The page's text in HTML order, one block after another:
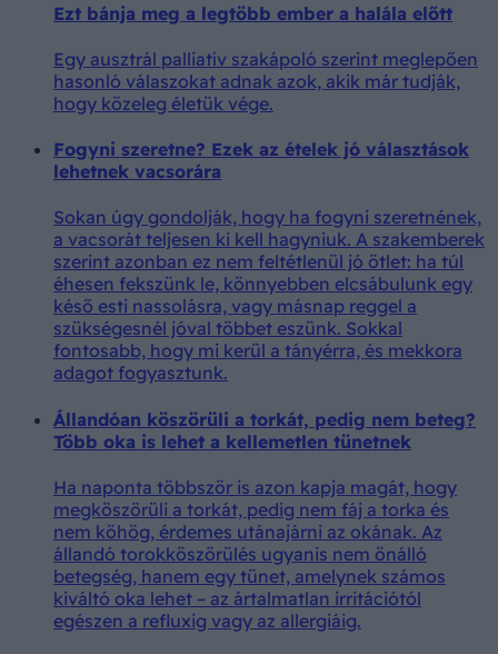
Ezt bánja meg a legtöbb ember a halála előtt
Egy ausztrál palliatív szakápoló szerint meglepően
hasonló válaszokat adnak azok, akik már tudják,
hogy közeleg életük vége.
Fogyni szeretne? Ezek az ételek jó választások
lehetnek vacsorára
Sokan úgy gondolják, hogy ha fogyni szeretnének,
a vacsorát teljesen ki kell hagyniuk. A szakemberek
szerint azonban ez nem feltétlenül jó ötlet: ha túl
éhesen fekszünk le, könnyebben elcsábulunk egy
késő esti nassolásra, vagy másnap reggel a
szükségesnél jóval többet eszünk. Sokkal
fontosabb, hogy mi kerül a tányérra, és mekkora
adagot fogyasztunk.
Állandóan köszörüli a torkát, pedig nem beteg?
Több oka is lehet a kellemetlen tünetnek
Ha naponta többször is azon kapja magát, hogy
megköszörüli a torkát, pedig nem fáj a torka és
nem köhög, érdemes utánajárni az okának. Az
állandó torokköszörülés ugyanis nem önálló
betegség, hanem egy tünet, amelynek számos
kiváltó oka lehet – az ártalmatlan irritációtól
egészen a refluxig vagy az allergiáig.